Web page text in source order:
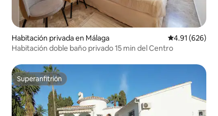
Habitación privada en Málaga Calificación
4.91 (626)
Habitación doble baño privado 15 min del Centro
Superanfitrión
Superanfitrión